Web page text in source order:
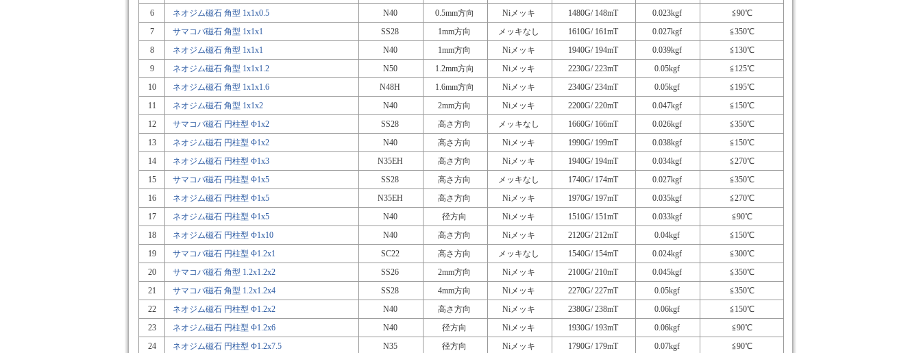
6
ネオジム磁石 角型 1x1x0.5 N40 0.5mm方向 Niメッキ 1480G/ 148mT 0.023kgf
≦90℃
7
サマコバ磁石 角型 1x1x1 SS28 1mm方向 メッキなし 1610G/ 161mT 0.027kgf
≦350℃
8
ネオジム磁石 角型 1x1x1 N40 1mm方向 Niメッキ 1940G/ 194mT 0.039kgf
≦130℃
9
ネオジム磁石 角型 1x1x1.2 N50 1.2mm方向 Niメッキ 2230G/ 223mT 0.05kgf
≦125℃
10
ネオジム磁石 角型 1x1x1.6 N48H 1.6mm方向 Niメッキ 2340G/ 234mT 0.05kgf
≦195℃
11
ネオジム磁石 角型 1x1x2 N40 2mm方向 Niメッキ 2200G/ 220mT 0.047kgf
≦150℃
12
サマコバ磁石 円柱型 Φ1x2 SS28 高さ方向 メッキなし 1660G/ 166mT 0.026kgf
≦350℃
13
ネオジム磁石 円柱型 Φ1x2 N40 高さ方向 Niメッキ 1990G/ 199mT 0.038kgf
≦150℃
14
ネオジム磁石 円柱型 Φ1x3 N35EH 高さ方向 Niメッキ 1940G/ 194mT 0.034kgf
≦270℃
15
サマコバ磁石 円柱型 Φ1x5 SS28 高さ方向 メッキなし 1740G/ 174mT 0.027kgf
≦350℃
16
ネオジム磁石 円柱型 Φ1x5 N35EH 高さ方向 Niメッキ 1970G/ 197mT 0.035kgf
≦270℃
17
ネオジム磁石 円柱型 Φ1x5 N40 径方向 Niメッキ 1510G/ 151mT 0.033kgf
≦90℃
18
ネオジム磁石 円柱型 Φ1x10 N40 高さ方向 Niメッキ 2120G/ 212mT 0.04kgf
≦150℃
19
サマコバ磁石 円柱型 Φ1.2x1 SC22 高さ方向 メッキなし 1540G/ 154mT 0.024kgf
≦300℃
20
サマコバ磁石 角型 1.2x1.2x2 SS26 2mm方向 Niメッキ 2100G/ 210mT 0.045kgf
≦350℃
21
サマコバ磁石 角型 1.2x1.2x4 SS28 4mm方向 Niメッキ 2270G/ 227mT 0.05kgf
≦350℃
22
ネオジム磁石 円柱型 Φ1.2x2 N40 高さ方向 Niメッキ 2380G/ 238mT 0.06kgf
≦150℃
23
ネオジム磁石 円柱型 Φ1.2x6 N40 径方向 Niメッキ 1930G/ 193mT 0.06kgf
≦90℃
24
ネオジム磁石 円柱型 Φ1.2x7.5 N35 径方向 Niメッキ 1790G/ 179mT 0.07kgf
≦90℃